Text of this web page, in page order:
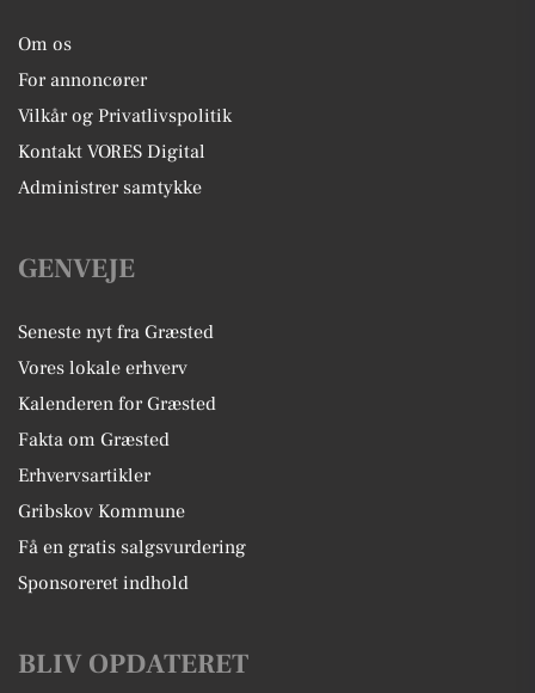
Om os
For annoncører
Vilkår og Privatlivspolitik
Kontakt VORES Digital
Administrer samtykke
GENVEJE
Seneste nyt fra Græsted
Vores lokale erhverv
Kalenderen for Græsted
Fakta om Græsted
Erhvervsartikler
Gribskov Kommune
Få en gratis salgsvurdering
Sponsoreret indhold
BLIV OPDATERET